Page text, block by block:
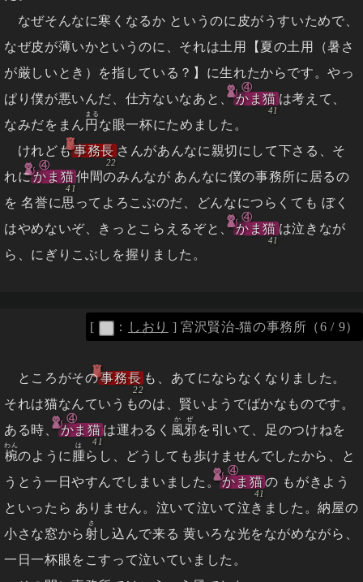
なぜそんなに寒くなるか というのに皮がうすいためで、
なぜ皮が薄いかというのに、それは土用【夏の土用（暑さ
が厳しいとき）を指している？】に生れたからです。やっ
ぱり僕が悪いんだ、仕方ないなあと、かま猫
④
は考えて、
なみだをまん 円
まる
な眼一杯にためました。
けれども事務長 さんがあんなに親切にして下さる、そ
れにかま猫
④
仲間のみんなが あんなに僕の事務所に居るの
を 名誉に思ってよろこぶのだ、どんなにつらくても ぼく
はやめないぞ、きっとこらえるぞと、かま猫
④
は泣きなが
ら、にぎりこぶしを握りました。
ところがその事務長 も、あてにならなくなりました。
それは猫なんていうものは、賢いようでばかなものです。
ある時、かま猫
④
は運わるく 風邪
かぜ
を引いて、足のつけねを
椀
わん
のように 腫
は
らし、どうしても歩けませんでしたから、と
うとう一日やすんでしまいました。かま猫
④
の もがきよう
といったら ありません。泣いて泣いて泣きました。納屋の
小さな窓から 射
さ
し込んで来る 黄いろな光をながめながら、
一日一杯眼をこすって泣いていました。
[ ： しおり ] 宮沢賢治-猫の事務所（6 / 9）